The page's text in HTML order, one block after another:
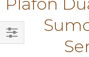
Filtrer